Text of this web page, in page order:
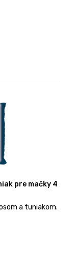
pre mačky 4
a tuniakom.